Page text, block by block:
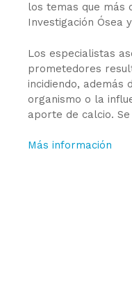
los temas que más
Investigación Ósea
Los especialistas
prometedores
incidiendo, además
organismo o la
aporte de calcio.
Más información